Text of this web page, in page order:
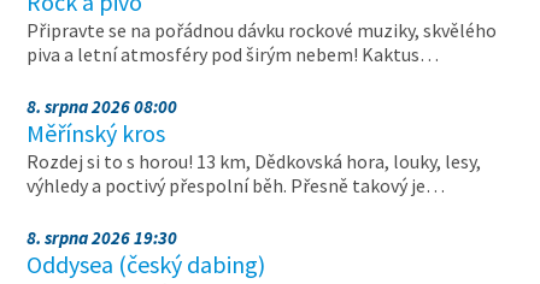
Připravte se na pořádnou dávku rockové muziky, skvělého
piva a letní atmosféry pod širým nebem! Kaktus…
8. srpna 2026 08:00
Měřínský kros
Rozdej si to s horou! 13 km, Dědkovská hora, louky, lesy,
výhledy a poctivý přespolní běh. Přesně takový je…
8. srpna 2026 19:30
Oddysea (český dabing)